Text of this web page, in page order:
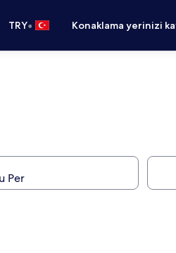
TRY• Konaklama yerinizi